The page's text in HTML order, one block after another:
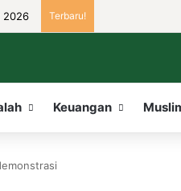
2026 Terbaru!
Keuangan